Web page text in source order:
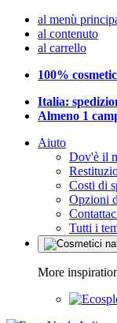
al menù
al contenuto
al carrello
100%
Italia:
Almeno 1
Aiuto
Dov'è il
Costi di
Opzioni
Tutti i
More